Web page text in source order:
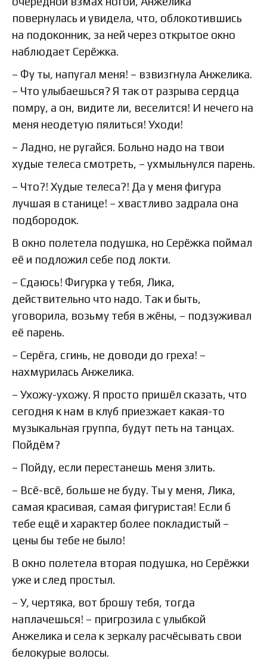
повернулась и увидела, что, облокотившись
на подоконник, за ней через открытое окно
наблюдает Серёжка.
– Фу ты, напугал меня! – взвизгнула Анжелика.
– Что улыбаешься? Я так от разрыва сердца
помру, а он, видите ли, веселится! И нечего на
меня неодетую пялиться! Уходи!
– Ладно, не ругайся. Больно надо на твои
худые телеса смотреть, – ухмыльнулся парень.
– Что?! Худые телеса?! Да у меня фигура
лучшая в станице! – хвастливо задрала она
подбородок.
В окно полетела подушка, но Серёжка поймал
её и подложил себе под локти.
– Сдаюсь! Фигурка у тебя, Лика,
действительно что надо. Так и быть,
уговорила, возьму тебя в жёны, – подзуживал
её парень.
– Серёга, сгинь, не доводи до греха! –
нахмурилась Анжелика.
– Ухожу-ухожу. Я просто пришёл сказать, что
сегодня к нам в клуб приезжает какая-то
музыкальная группа, будут петь на танцах.
Пойдём?
– Пойду, если перестанешь меня злить.
– Всё-всё, больше не буду. Ты у меня, Лика,
самая красивая, самая фигуристая! Если б
тебе ещё и характер более покладистый –
цены бы тебе не было!
В окно полетела вторая подушка, но Серёжки
уже и след простыл.
– У, чертяка, вот брошу тебя, тогда
наплачешься! – пригрозила с улыбкой
Анжелика и села к зеркалу расчёсывать свои
белокурые волосы.